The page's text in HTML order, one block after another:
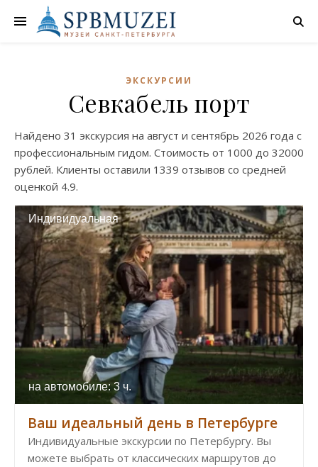
ЭКСКУРСИИ
Севкабель порт
Найдено 31 экскурсия на август и сентябрь 2026 года с
профессиональным гидом. Стоимость от 1000 до 32000
рублей. Клиенты оставили 1339 отзывов со средней
оценкой 4.9.
Индивидуальная
на автомобиле: 3 ч.
Ваш идеальный день в Петербурге
Индивидуальные экскурсии по Петербургу. Вы
можете выбрать от классических маршрутов до